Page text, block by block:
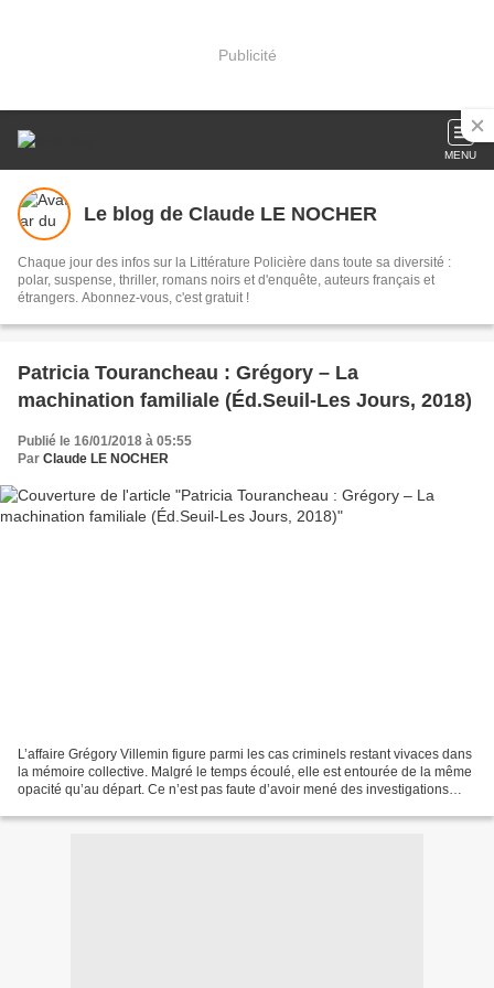
Publicité
MENU
Le blog de Claude LE NOCHER
Chaque jour des infos sur la Littérature Policière dans toute sa diversité :
polar, suspense, thriller, romans noirs et d'enquête, auteurs français et
étrangers. Abonnez-vous, c'est gratuit !
Patricia Tourancheau : Grégory – La
machination familiale (Éd.Seuil-Les Jours, 2018)
Publié le 16/01/2018 à 05:55
Par Claude LE NOCHER
L’affaire Grégory Villemin figure parmi les cas criminels restant vivaces dans
la mémoire collective. Malgré le temps écoulé, elle est entourée de la même
opacité qu’au départ. Ce n’est pas faute d’avoir mené des investigations